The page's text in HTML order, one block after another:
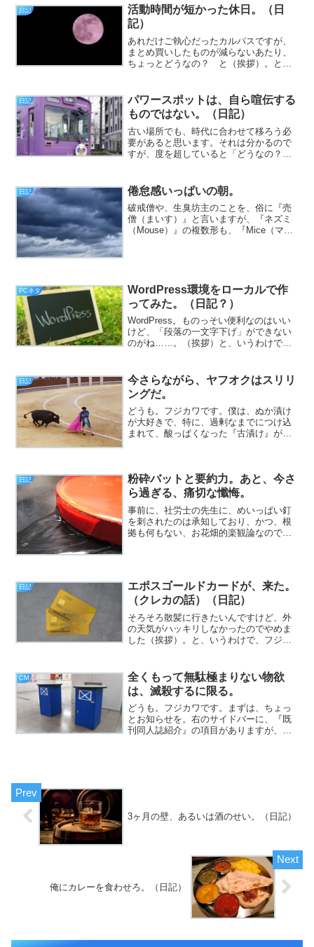
バーシップ期限が切れました。ので、ダ
ウンロードしたwmvファ...
日記
活動時間が短かった休日。（日
記）
あれだけご執心だったカルパスですが、
まとめ買いしたものが減らないあたり、
ちょっとどうなの？ と（挨拶）。と、
ておいしくないので、カートンで買った
のは失敗だと思う日曜...
日記
パワースポットは、自ら喧伝する
ものではない。（日記）
古い場所でも、時代に合わせて移ろう必
要があると思います。それは分かるので
すが、度を超していると「どうなの？」
は、「旅行」フォルダがあり、そのサブ
フォルダに「神社」がありま...
日記 倦怠感いっぱいの朝。
破戒僧や、生臭坊主のことを、俗に『売
僧（まいす）』と言いますが、『ネズミ
（Mouse）』の複数形も、『Mice（マイ
PCネタ
WordPress環境をローカルで作
ってみた。（日記？）
WordPress。ものっそい便利なのはいい
けど、「段落の一文字下げ」ができない
のがね……。（挨拶）と、いうわけで、
があるのですが、それを使うと。このぐ
らい下が...
日記
今さらながら、ヤフオクはスリリ
ングだ。
どうも。フジカワです。僕は、ぬか漬け
が大好きで、特に、過剰なまでにつけ込
まれて、酸っぱくなった『古漬け』が、
日記
粉砕バットと要約力。あと、今さ
ら過ぎる、痛切な懺悔。
事前に、社労士の先生に、めいっぱい釘
を刺されたのは承知しており、かつ、根
拠も何もない、お花畑的楽観論なのです
日記
エポスゴールドカードが、来た。
（クレカの話）（日記）
そろそろ散髪に行きたいんですけど、外
の天気がハッキリしなかったのでやめま
した（挨拶）。と、いうわけで、フジカ
な方法を見つけたんですが、当然のごと
くシェアウェ...
CM
全くもって無駄極まりない物欲
は、滅殺するに限る。
どうも。フジカワです。まずは、ちょっ
とお知らせを。右のサイドバーに、『既
刊同人誌紹介』の項目がありますが、全
3ヶ月の壁、あるいは酒のせい。（日記）
俺にカレーを食わせろ。（日記）